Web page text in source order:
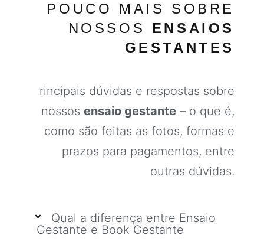
POUCO MAIS SOBRE
NOSSOS ENSAIOS
GESTANTES
rincipais dúvidas e respostas sobre
nossos ensaio gestante – o que é,
como são feitas as fotos, formas e
prazos para pagamentos, entre
outras dúvidas.
Qual a diferença entre Ensaio
Gestante e Book Gestante